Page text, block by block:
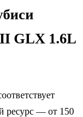
GLX 1.6L
ресурс — от 150